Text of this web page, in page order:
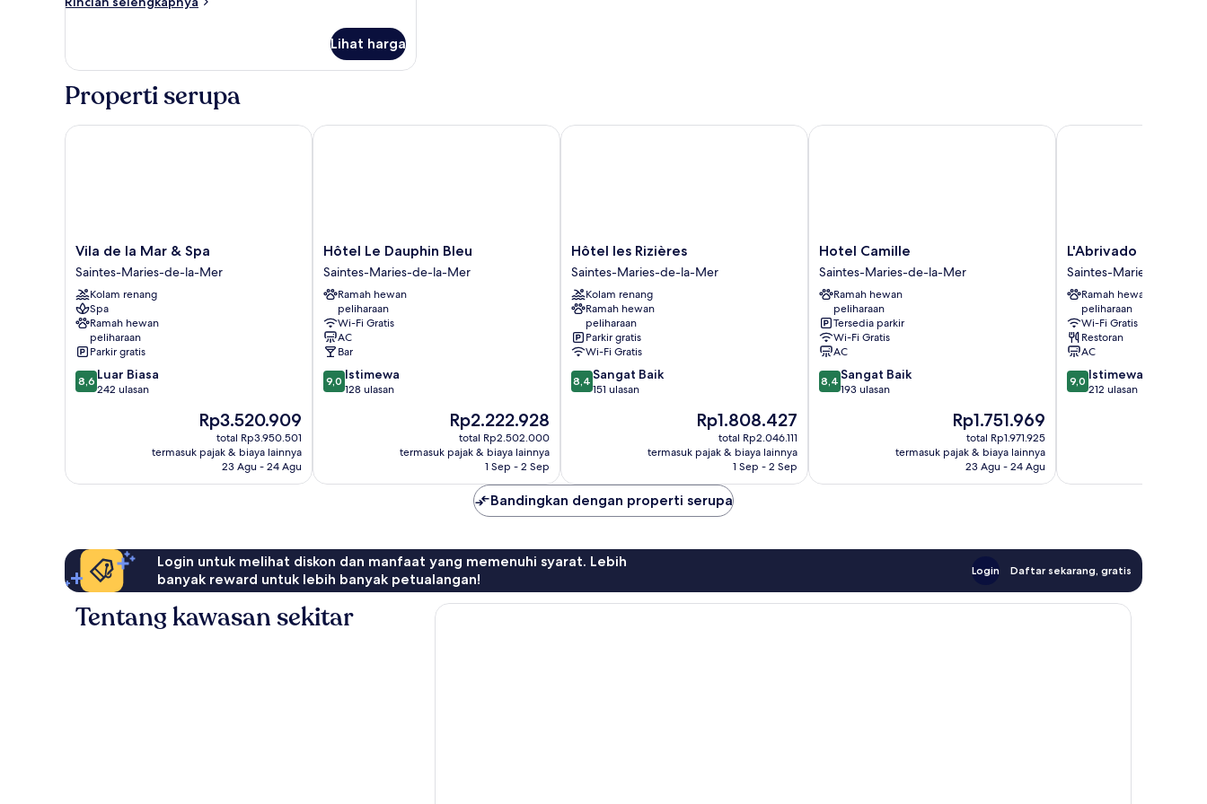
Tempat
King
(Gardian)
Kabin
Tempat
Tidur
Lihat harga
Properti serupa
Vila
de
la
Mar
&
Spa
Saintes-
Maries-
de-
la-
Vila de la Mar & Spa
Saintes-Maries-de-la-Mer
Kolam renang
Spa
Ramah hewan
peliharaan
Parkir gratis
8.6
dari
8,6 Luar Biasa
242 ulasan
Harga
sekarang
Rp3.520.909
Rp3.520.909
total Rp3.950.501
termasuk pajak & biaya lainnya
23 Agu - 24 Agu
Vila de la Mar & Spa
Hôtel
Le
Dauphin
Bleu
Saintes-
Maries-
de-
la-
Mer
Hôtel Le Dauphin Bleu
Saintes-Maries-de-la-Mer
Ramah hewan
peliharaan
Wi-Fi Gratis
AC
Bar
9.0
dari
9,0 Istimewa
128 ulasan
Harga
sekarang
Rp2.222.928
Rp2.222.928
total Rp2.502.000
termasuk pajak & biaya lainnya
1 Sep - 2 Sep
Hôtel Le Dauphin Bleu
Hôtel
les
Rizières
Saintes-
Maries-
de-
la-
Mer
Hôtel les Rizières
Saintes-Maries-de-la-Mer
Kolam renang
Ramah hewan
peliharaan
Parkir gratis
Wi-Fi Gratis
8.4
dari
8,4 Sangat Baik
151 ulasan
Harga
sekarang
Rp1.808.427
Rp1.808.427
total Rp2.046.111
termasuk pajak & biaya lainnya
1 Sep - 2 Sep
Hôtel les Rizières
Hotel
Camille
Saintes-
Maries-
de-
la-
Mer
Hotel Camille
Saintes-Maries-de-la-Mer
Ramah hewan
peliharaan
Tersedia parkir
Wi-Fi Gratis
AC
8.4
dari
8,4 Sangat Baik
193 ulasan
Harga
sekarang
Rp1.751.969
Rp1.751.969
total Rp1.971.925
termasuk pajak & biaya lainnya
23 Agu - 24 Agu
Hotel Camille
L'Abrivado
Saintes-
Maries-
de-
Mer
L'Abrivado
Saintes-Maries-de-la-
Ramah hewan
peliharaan
Wi-Fi Gratis
Restoran
AC
9.0
dari
9,0 Istimewa
212 ulasan
L'Abrivado
Bandingkan dengan properti serupa
Login untuk melihat diskon dan manfaat yang memenuhi syarat. Lebih
banyak reward untuk lebih banyak petualangan!
Login Daftar sekarang, gratis
Tentang kawasan sekitar